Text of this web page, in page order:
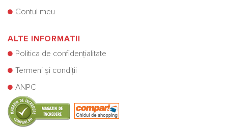
Contul meu
ALTE INFORMATII
Politica de confidențialitate
Termeni și condiții
ANPC